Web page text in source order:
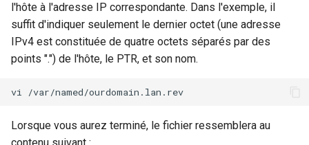
l'hôte à l'adresse IP correspondante. Dans l'exemple, il
suffit d'indiquer seulement le dernier octet (une adresse
IPv4 est constituée de quatre octets séparés par des
points ".") de l'hôte, le PTR, et son nom.
vi
Lorsque vous aurez terminé, le fichier ressemblera au